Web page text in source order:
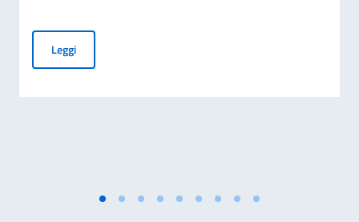
LeggiProiezione a Ginevra del documentario di Francesca